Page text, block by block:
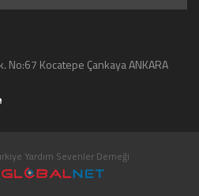
No:67 Kocatepe Çankaya ANKARA
Yardım Sevenler Derneği